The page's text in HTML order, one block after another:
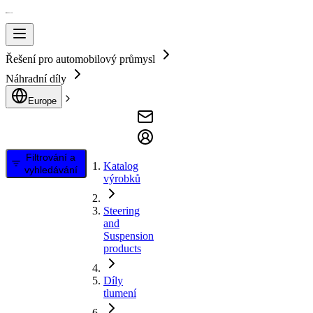
Řešení pro automobilový průmysl
Náhradní díly
Europe
Filtrování a
vyhledávání
Katalog
výrobků
Steering
and
Suspension
products
Díly
tlumení